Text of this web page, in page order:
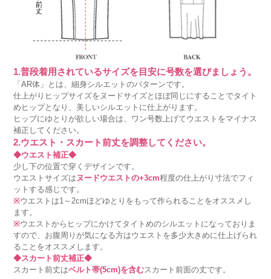
1.普段着用されているサイズを目安に号数を選びましょう。
「AR体」とは、細身シルエットのパターンです。
仕上がりヒップサイズをヌードサイズとほぼ同じにすることでタイト
めヒップとなり、美しいシルエットに仕上がります。
ヒップにゆとりが欲しい場合は、ワン号数上げてウエストをマイナス
補正してください。
2.ウエスト・スカート前丈を調整してください。
◆ウエスト補正◆
少し下の位置で穿くデザインです。
ウエストサイズは ヌードウエストの+3cm程度の仕上がり寸法でフィ
ットする感じです。
※ウエストは1～2cmほどゆとりをもって作られることをオススメし
ます。
※ウエストからヒップにかけてタイトめのシルエットになっておりま
すので、お腹周りが気になる方はウエストを多少大きめに仕上げられ
ることをオススメします。
◆スカート前丈補正◆
スカート前丈はベルト帯(5cm)を含むスカート前面の丈です。